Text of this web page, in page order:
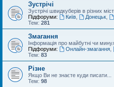
Зустрічі
Зустрічі швидкуберів в різних
Підфоруми:
Київ, Донецьк,
Тем: 281
Змагання
Інформація про майбутні чи
Підфоруми:
Онлайн-змагання,
Тем: 83
Різне
Якщо Ви не знаєте куди писати...
Тем: 98